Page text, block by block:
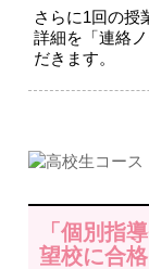
さらに1回の授
詳細を「連絡
だきます。
「個別指
望校に合